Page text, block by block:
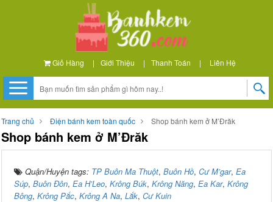
Giỏ Hàng | Giới Thiệu | Thanh Toán | Liên Hệ
Trang chủ Điện bánh kem toàn quốc Shop bánh kem ở M’Đrăk
Shop bánh kem ở M’Đrăk
Quận/Huyện tags: TP Buôn Ma Thuột, Buôn Hồ, Cư M’gar, Ea
Súp, Buôn Đôn, Ea H’Leo, Krông Búk, Krông Năng, Ea Kar, Krông
Bông, Krông Pắc, Krông A Na, Lắk, Cư Kuin